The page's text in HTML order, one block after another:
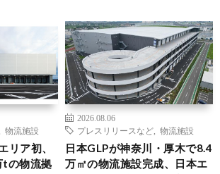
物流施設
リア初、
tの物流拠
2026.08.06
プレスリリースなど
物流施設
日本GLPが神奈川・厚木で8.4
万㎡の物流施設完成、日本エ